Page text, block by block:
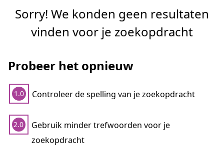
Sorry! We konden geen resultaten
vinden voor je zoekopdracht
Probeer het opnieuw
1.0 Controleer de spelling van je zoekopdracht
2.0
Gebruik minder trefwoorden voor je
zoekopdracht